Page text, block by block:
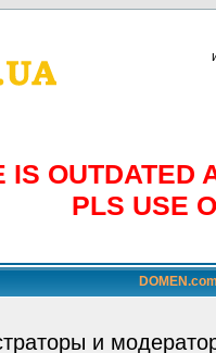
IS OUTDATED
PLS USE
и